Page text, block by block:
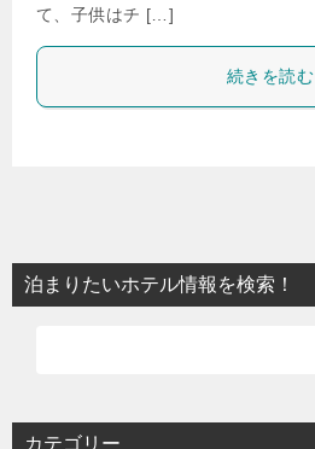
て、子供はチ […]
続きを読む
泊まりたいホテル情報を検索！
カテゴリー